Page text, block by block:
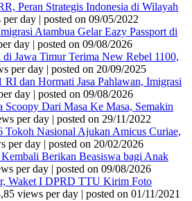
Peran Strategis Indonesia di Wilayah
per day | posted on 09/05/2022
Atambua Gelar Eazy Passport di
day | posted on 09/08/2026
di Jawa Timur Terima New Rebel 1100,
per day | posted on 20/09/2025
dan Hormati Jasa Pahlawan, Imigrasi
day | posted on 09/08/2026
Scoopy Dari Masa Ke Masa, Semakin
per day | posted on 29/11/2022
Tokoh Nasional Ajukan Amicus Curiae,
per day | posted on 20/02/2026
Berikan Beasiswa bagi Anak
per day | posted on 09/08/2026
Waket I DPRD TTU Kirim Foto
views per day | posted on 01/11/2021